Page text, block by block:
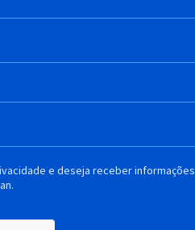
e deseja receber informações